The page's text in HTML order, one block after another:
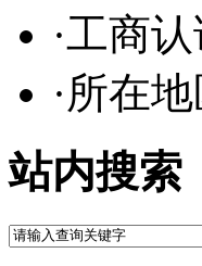
·工商认
·所在
站内搜索